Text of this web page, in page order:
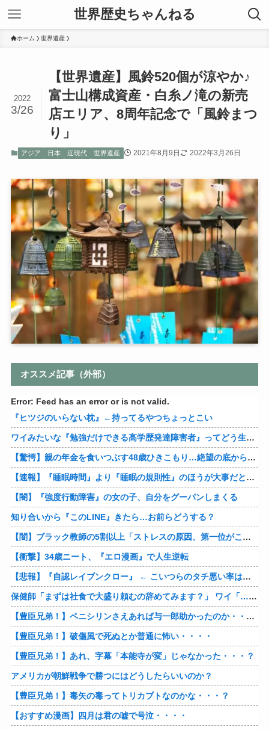
世界歴史ちゃんねる
ホーム 世界遺産
【世界遺産】風鈴520個が涼やか♪
富士山構成資産・白糸ノ滝の新売
店エリア、8周年記念で「風鈴まつ
り」
2022
3/26
アジア 日本 近現代 世界遺産 2021年8月9日 2022年3月26日
オススメ記事（外部）
Error: Feed has an error or is not valid.
『ヒツジのいらない枕』←持ってるやつちょっとこい
ワイみたいな『勉強だけできる高学歴発達障害者』ってどう生きたらいいんや？
【驚愕】親の年金を食いつぶす48歳ひきこもり…絶望の底から家族を救ったのは『障害基礎年金』だった
【速報】『睡眠時間』より『睡眠の規則性』のほうが大事だと判明
【闇】『強度行動障害』の女の子、自分をグーパンしまくる
知り合いから『このLINE』きたら…お前らどうする？
【闇】ブラック教師の5割以上「ストレスの原因、第一位がこれ」
【衝撃】34歳ニート、『エロ漫画』で人生逆転
【悲報】『自認レイブンクロー』 ← こいつらのタチ悪い率は異常
保健師「まずは社食で大盛り頼むの辞めてみます？」 ワイ「…食っちゃいけないものを売ってるのか？」
【豊臣兄弟！】ペニシリンさえあれば与一郎助かったのか・・・？
【豊臣兄弟！】破傷風で死ぬとか普通に怖い・・・・
【豊臣兄弟！】あれ、字幕「本能寺が変」じゃなかった・・・？
アメリカが朝鮮戦争で勝つにはどうしたらいいのか？
【豊臣兄弟！】毒矢の毒ってトリカブトなのかな・・・？
【おすすめ漫画】四月は君の嘘で号泣・・・・